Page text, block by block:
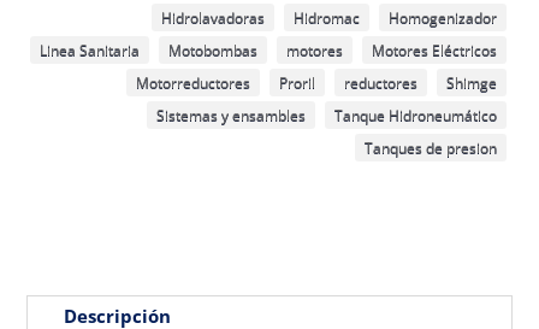
Hidrolavadoras
Hidromac
Homogenizador
Linea Sanitaria
Motobombas motores
Motores Eléctricos
Motorreductores
Proril reductores
Shimge
Sistemas y ensambles
Tanque Hidroneumático
Tanques de presion
Descripción